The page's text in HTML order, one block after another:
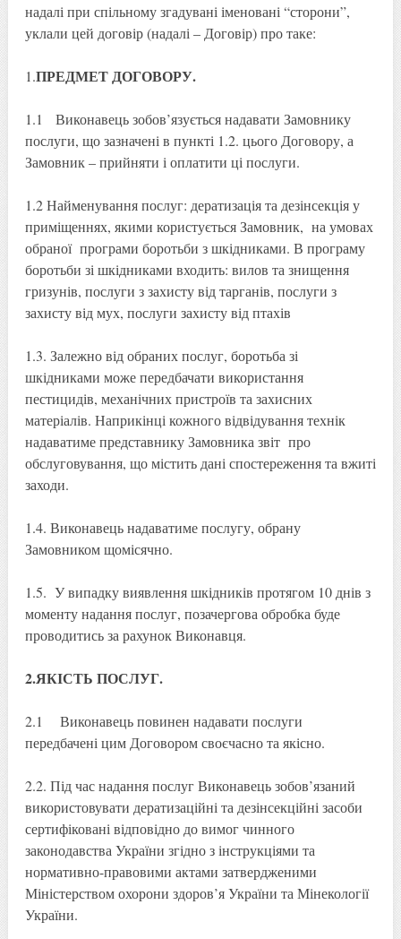
надалі при спільному згадувані іменовані “сторони”,
уклали цей договір (надалі – Договір) про таке:
1.ПРЕДМЕТ ДОГОВОРУ.
1.1 Виконавець зобов’язується надавати Замовнику
послуги, що зазначені в пункті 1.2. цього Договору, а
Замовник – прийняти і оплатити ці послуги.
1.2 Найменування послуг: дератизація та дезінсекція у
приміщеннях, якими користується Замовник, на умовах
обраної програми боротьби з шкідниками. В програму
боротьби зі шкідниками входить: вилов та знищення
гризунів, послуги з захисту від тарганів, послуги з
захисту від мух, послуги захисту від птахів
1.3. Залежно від обраних послуг, боротьба зі
шкідниками може передбачати використання
пестицидів, механічних пристроїв та захисних
матеріалів. Наприкінці кожного відвідування технік
надаватиме представнику Замовника звіт про
обслуговування, що містить дані спостереження та вжиті
заходи.
1.4. Виконавець надаватиме послугу, обрану
Замовником щомісячно.
1.5. У випадку виявлення шкідників протягом 10 днів з
моменту надання послуг, позачергова обробка буде
проводитись за рахунок Виконавця.
2.ЯКІСТЬ ПОСЛУГ.
2.1 Виконавець повинен надавати послуги
передбачені цим Договором своєчасно та якісно.
2.2. Під час надання послуг Виконавець зобов’язаний
використовувати дератизаційні та дезінсекційні засоби
сертифіковані відповідно до вимог чинного
законодавства України згідно з інструкціями та
нормативно-правовими актами затвердженими
Міністерством охорони здоров’я України та Мінекології
України.